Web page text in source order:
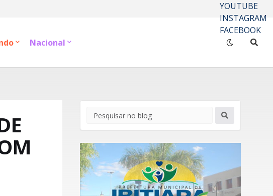
YOUTUBE
INSTAGRAM
FACEBOOK
Nacional